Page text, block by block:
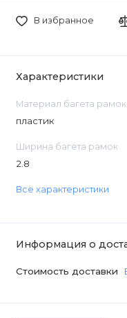
В избранное
Характеристики
Материал багета рамок
пластик
Ширина багета рамок
2.8
Все характеристики
Информация о
Стоимость доставки